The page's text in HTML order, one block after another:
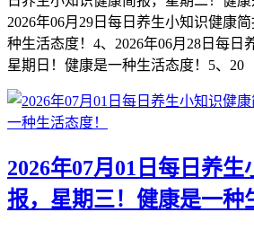
2026年06月29日每日养生小知识健康
种生活态度！4、2026年06月28日每日
星期日！健康是一种生活态度！5、20
2026年07月01日每日养
报，星期三！健康是一种